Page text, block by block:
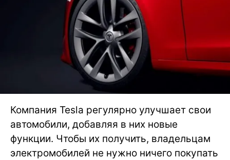
Компания Tesla регулярно улучшает свои
автомобили, добавляя в них новые
функции. Чтобы их получить, владельцам
электромобилей не нужно ничего покупать